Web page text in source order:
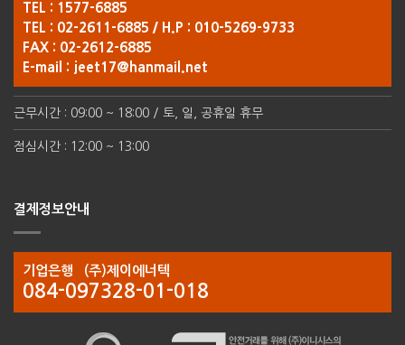
TEL : 1577-6885
TEL : 02-2611-6885 / H.P : 010-5269-9733
FAX : 02-2612-6885
E-mail : jeet17@hanmail.net
근무시간 : 09:00 ~ 18:00 / 토, 일, 공휴일 휴무
점심시간 : 12:00 ~ 13:00
결제정보안내
기업은행 (주)제이에너텍
084-097328-01-018